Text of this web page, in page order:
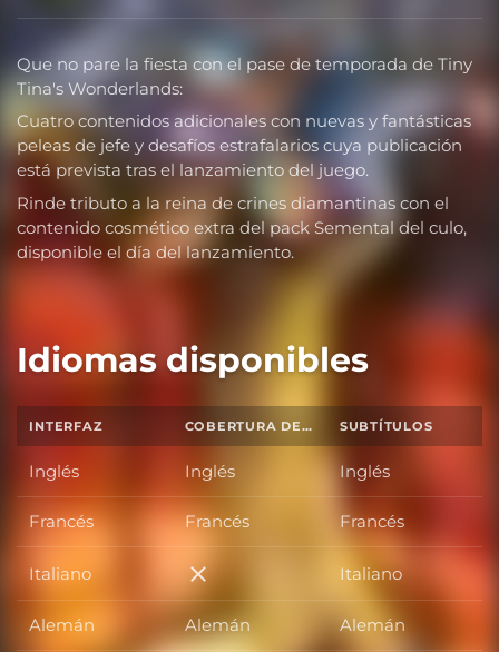
Que no pare la fiesta con el pase de temporada de Tiny
Tina's Wonderlands:
Cuatro contenidos adicionales con nuevas y fantásticas
peleas de jefe y desafíos estrafalarios cuya publicación
está prevista tras el lanzamiento del juego.
Rinde tributo a la reina de crines diamantinas con el
contenido cosmético extra del pack Semental del culo,
disponible el día del lanzamiento.
Idiomas disponibles
INTERFAZ COBERTURA DE SONIDO TOTAL SUBTÍTULOS
Inglés Inglés Inglés
Francés Francés Francés
Italiano Italiano Italiano
Alemán Alemán Alemán